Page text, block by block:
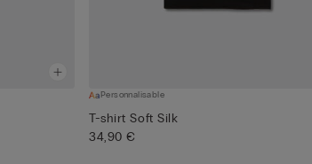
Personnalisable
T-shirt Soft Silk
34,90 €